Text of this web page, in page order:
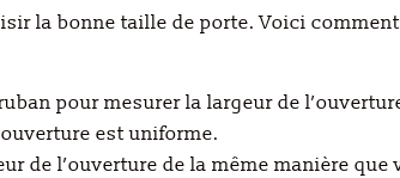
la bonne taille de porte. Voici
pour mesurer la largeur de
est uniforme.
de l’ouverture de la même manière